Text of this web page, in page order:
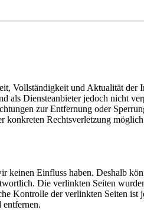
Vollständigkeit und Aktualität
als Diensteanbieter jedoch nicht
zur Entfernung oder
Rechtsverletzung
Einfluss haben. Deshalb
Die verlinkten Seiten
Kontrolle der verlinkten Seiten